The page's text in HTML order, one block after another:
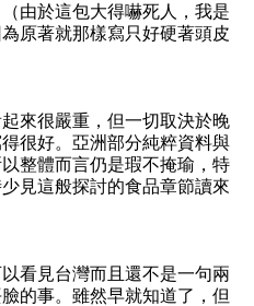
由於這包大得嚇死人，我是
原著就那樣寫只好硬著頭皮
來很嚴重，但一切取決於晚
很好。亞洲部分純粹資料與
整體而言仍是瑕不掩瑜，特
見這般探討的食品章節讀來
看見台灣而且還不是一句兩
的事。雖然早就知道了，但